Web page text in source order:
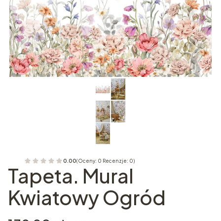
0.00(Oceny: 0 Recenzje: 0)
Tapeta. Mural
Kwiatowy Ogród